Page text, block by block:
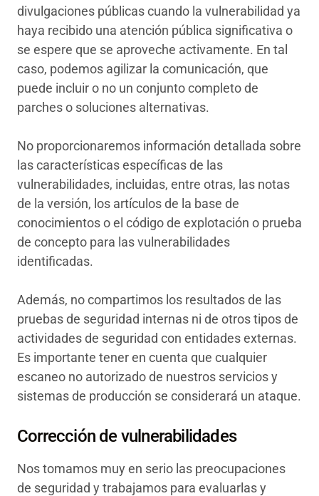
divulgaciones públicas cuando la vulnerabilidad ya
haya recibido una atención pública significativa o
se espere que se aproveche activamente. En tal
caso, podemos agilizar la comunicación, que
puede incluir o no un conjunto completo de
parches o soluciones alternativas.
No proporcionaremos información detallada sobre
las características específicas de las
vulnerabilidades, incluidas, entre otras, las notas
de la versión, los artículos de la base de
conocimientos o el código de explotación o prueba
de concepto para las vulnerabilidades
identificadas.
Además, no compartimos los resultados de las
pruebas de seguridad internas ni de otros tipos de
actividades de seguridad con entidades externas.
Es importante tener en cuenta que cualquier
escaneo no autorizado de nuestros servicios y
sistemas de producción se considerará un ataque.
Corrección de vulnerabilidades
Nos tomamos muy en serio las preocupaciones
de seguridad y trabajamos para evaluarlas y